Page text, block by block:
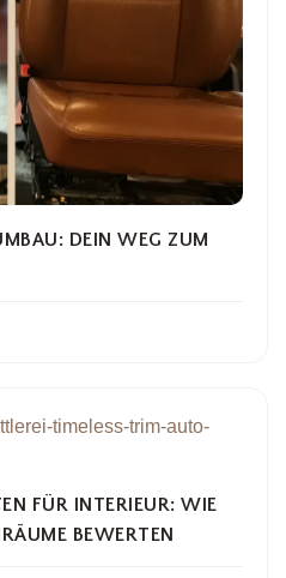
DEIN WEG ZUM
FÜR INTERIEUR: WIE
BEWERTEN